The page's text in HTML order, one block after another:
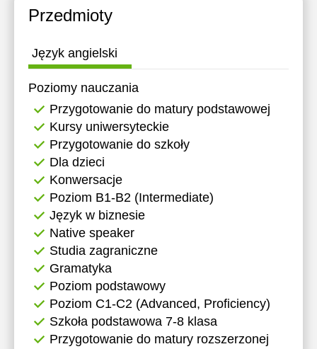
Przedmioty
Język angielski
Poziomy nauczania
Przygotowanie do matury podstawowej
Kursy uniwersyteckie
Przygotowanie do szkoły
Dla dzieci
Konwersacje
Poziom B1-B2 (Intermediate)
Język w biznesie
Native speaker
Studia zagraniczne
Gramatyka
Poziom podstawowy
Poziom C1-C2 (Advanced, Proficiency)
Szkoła podstawowa 7-8 klasa
Przygotowanie do matury rozszerzonej